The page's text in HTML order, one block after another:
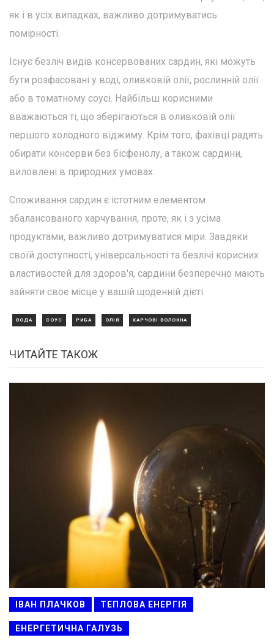
як і в усіх випадках, важливо дотримуватись
помірності.
Існує безліч видів консервованих сардин, які можуть
бути розфасовані у воді, оливковій олії, рослинній олії
або в томатному соусі. Найбільш корисними
вважаються ті, що зберігаються в оливковій олії
першого холодного віджиму. Крім того, фахівці радять
обирати консерви без бісфенолу, а також сардини,
виловлені в природних умовах.
Споживання сардин є істотним елементом
збалансованого харчування, проте, як і з усіма
продуктами, важливо дотримуватися міри. Завдяки
своїй доступності, універсальності та безлічі корисних
властивостей для здоров'я, сардини безперечно мають
зайняти своє місце у вашій щоденній дієті.
ВОДА СОУС РИБА ОЛІЯ ХАРЧОВІ ВОЛОКНА
ЧИТАЙТЕ ТАКОЖ
ІВАН ПЛАЧКОВ ТЕПЛОВА ЕНЕРГІЯ
ЕНЕРГЕТИЧНА ГАЛУЗЬ